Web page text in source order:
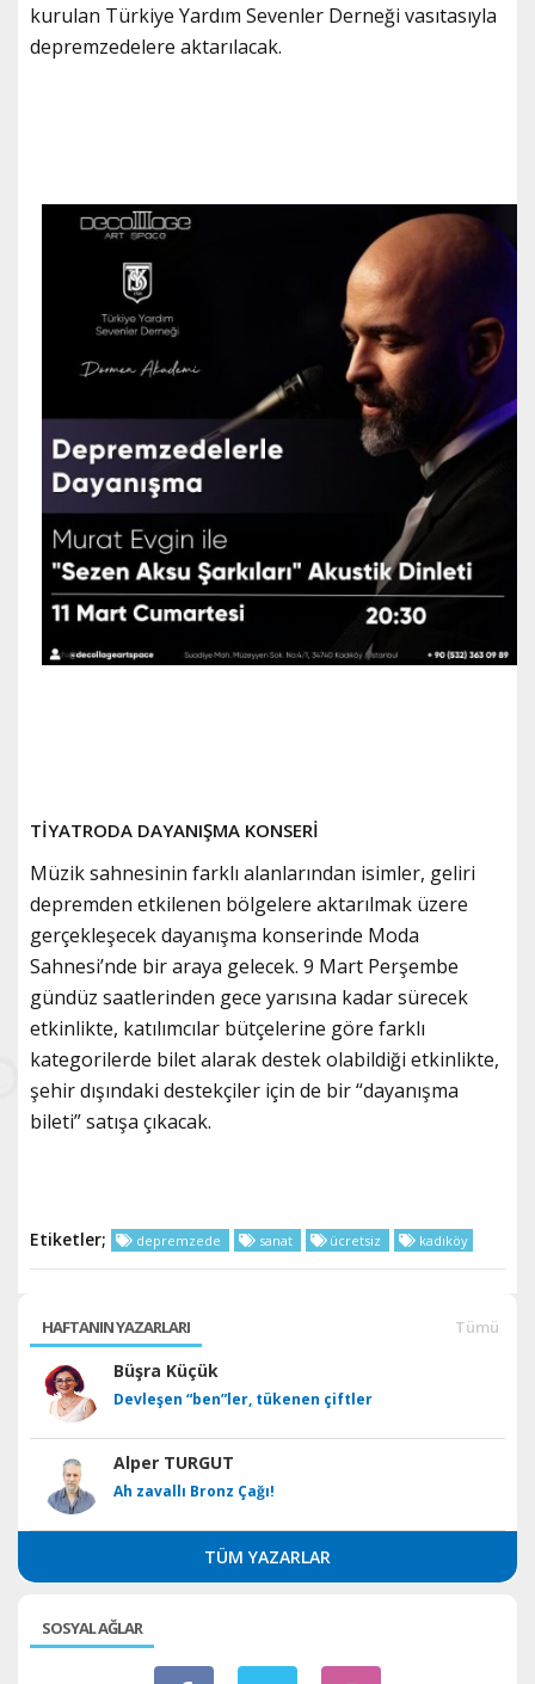
kurulan Türkiye Yardım Sevenler Derneği vasıtasıyla
depremzedelere aktarılacak.
TİYATRODA DAYANIŞMA KONSERİ
Müzik sahnesinin farklı alanlarından isimler, geliri
depremden etkilenen bölgelere aktarılmak üzere
gerçekleşecek dayanışma konserinde Moda
Sahnesi’nde bir araya gelecek. 9 Mart Perşembe
gündüz saatlerinden gece yarısına kadar sürecek
etkinlikte, katılımcılar bütçelerine göre farklı
kategorilerde bilet alarak destek olabildiği etkinlikte,
şehir dışındaki destekçiler için de bir “dayanışma
bileti” satışa çıkacak.
Etiketler; depremzede sanat ücretsiz kadıköy
HAFTANIN YAZARLARI Tümü
Büşra Küçük
Devleşen “ben”ler, tükenen çiftler
Alper TURGUT
Ah zavallı Bronz Çağı!
TÜM YAZARLAR
SOSYAL AĞLAR